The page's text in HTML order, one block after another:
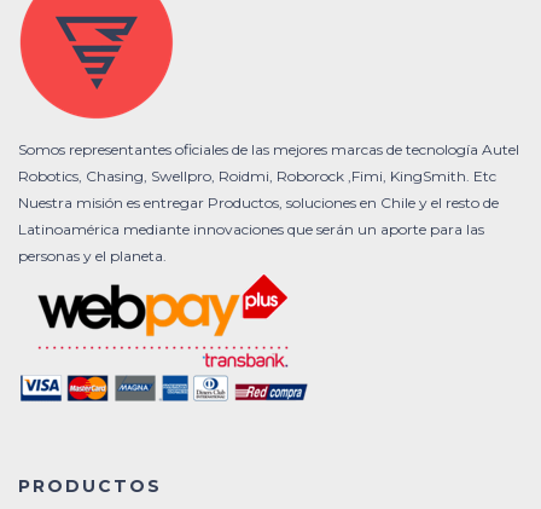
Somos representantes oficiales de las mejores marcas de tecnología Autel
Robotics, Chasing, Swellpro, Roidmi, Roborock ,Fimi, KingSmith. Etc
Nuestra misión es entregar Productos, soluciones en Chile y el resto de
Latinoamérica mediante innovaciones que serán un aporte para las
personas y el planeta.
PRODUCTOS